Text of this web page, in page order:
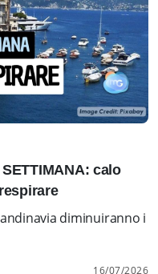
calo
diminuiranno i
16/07/2026